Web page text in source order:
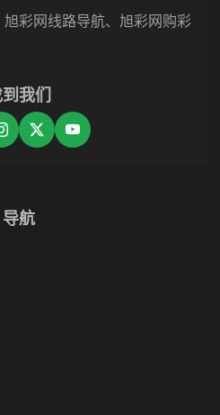
彩网线路导航、旭彩网购彩
我们
导航